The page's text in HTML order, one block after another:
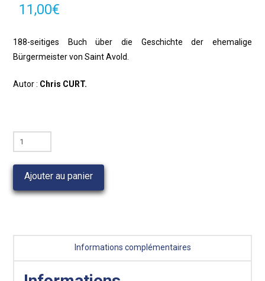
11,00€
188-seitiges Buch über die Geschichte der ehemalige
Bürgermeister von Saint Avold.
Autor : Chris CURT.
quantité
de
François
Harters
Geschichte
Ajouter au panier
Informations complémentaires